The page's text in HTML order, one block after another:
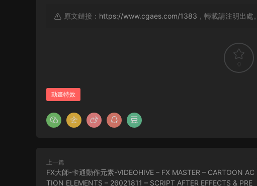
原文鏈接： https://www.cgaes.com/1383 ，轉載請注明出處。
0
動畫特效
上一篇
FX大師-卡通動作元素-VIDEOHIVE – FX MASTER – CARTOON AC
TION ELEMENTS – 26021811 – SCRIPT AFTER EFFECTS & PRE